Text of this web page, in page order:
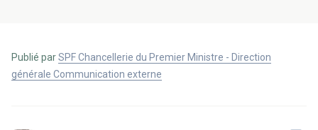
Publié parSPF Chancellerie du Premier Ministre - Direction
générale Communication externe